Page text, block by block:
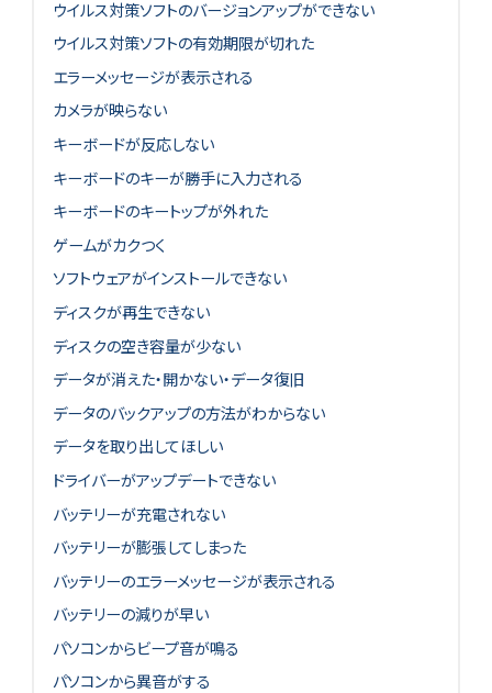
ウイルス対策ソフトのバージョンアップができない
ウイルス対策ソフトの有効期限が切れた
エラーメッセージが表示される
カメラが映らない
キーボードが反応しない
キーボードのキーが勝手に入力される
キーボードのキートップが外れた
ゲームがカクつく
ソフトウェアがインストールできない
ディスクが再生できない
ディスクの空き容量が少ない
データが消えた・開かない・データ復旧
データのバックアップの方法がわからない
データを取り出してほしい
ドライバーがアップデートできない
バッテリーが充電されない
バッテリーが膨張してしまった
バッテリーのエラーメッセージが表示される
バッテリーの減りが早い
パソコンからビープ音が鳴る
パソコンから異音がする